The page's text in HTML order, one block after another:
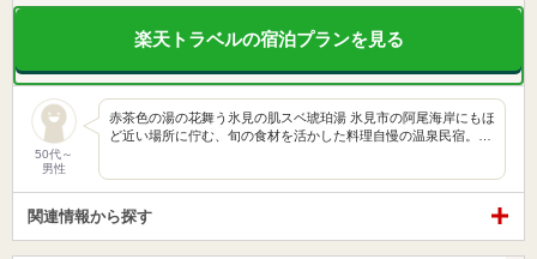
楽天トラベルの宿泊プランを見る
50代～
男性
赤茶色の湯の花舞う氷見の肌スベ琥珀湯 氷見市の阿尾海岸にもほ
ど近い場所に佇む、旬の食材を活かした料理自慢の温泉民宿。…
関連情報から探す